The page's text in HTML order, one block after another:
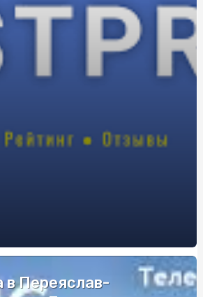
раскладной стол: советы и
ідеальний відтінок і
та довготривалого манікюру
Функціональність та естетика
з кульок своїми руками: поради та
в Переяслав-